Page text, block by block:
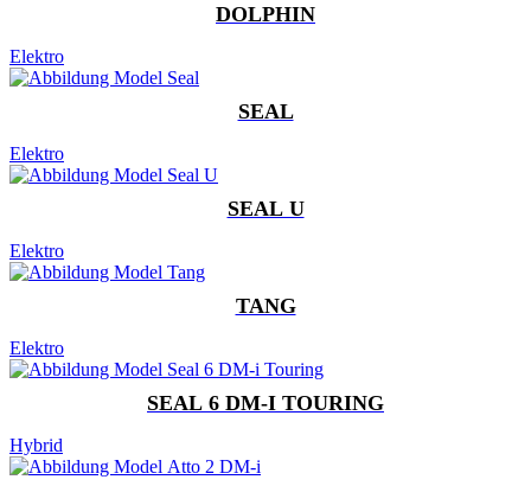
DOLPHIN
Elektro
SEAL
Elektro
SEAL U
Elektro
TANG
Elektro
SEAL 6 DM-I TOURING
Hybrid